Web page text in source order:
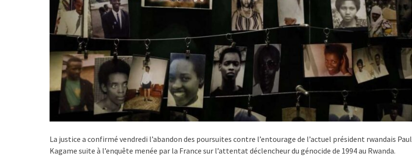
La justice a confirmé vendredi l’abandon des poursuites contre l’entourage de l’actuel président rwandais Paul
Kagame suite à l’enquête menée par la France sur l’attentat déclencheur du génocide de 1994 au Rwanda.